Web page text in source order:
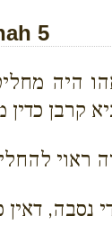
5
היה
כדין
ראוי
נסבה,